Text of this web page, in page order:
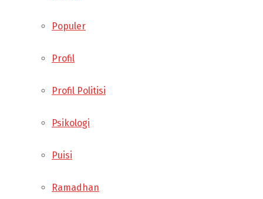
Populer
Profil
Profil Politisi
Psikologi
Puisi
Ramadhan